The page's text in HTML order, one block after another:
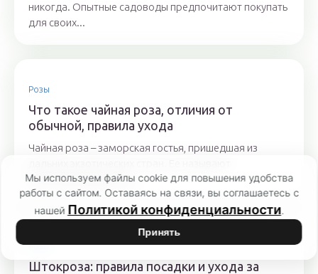
никогда. Опытные садоводы предпочитают покупать
для своих...
Розы
Что такое чайная роза, отличия от
обычной, правила ухода
Чайная роза – заморская гостья, пришедшая из
«королевой цветов»,...
Розы
Штокроза: правила посадки и ухода за
Мы используем файлы cookie для повышения удобства
работы с сайтом. Оставаясь на связи, вы соглашаетесь с
нашей Политикой конфиденциальности.
Принять